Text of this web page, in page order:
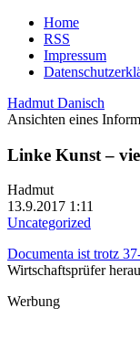
Home
RSS
Impressum
Hadmut Danisch
Ansichten eines
Linke Kunst –
Hadmut
13.9.2017 1:11
Uncategorized
Documenta ist trotz
Wirtschaftsprüfer
Werbung